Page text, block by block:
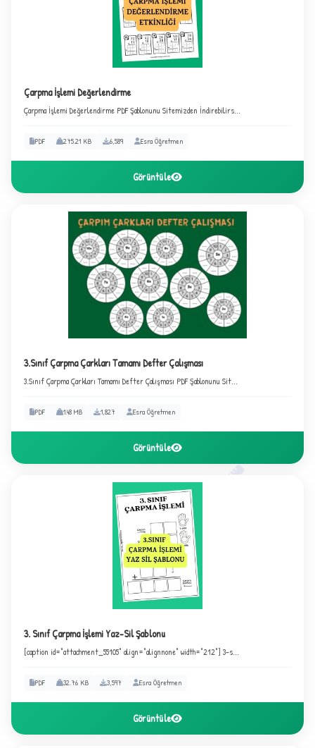
Çarpma İşlemi Değerlendirme
Çarpma İşlemi Değerlendirme PDF Şablonunu Sitemizden İndirebilirs...
PDF 275.21 KB 6,589 Esra Öğretmen
Görüntüle
3.Sınıf Çarpma Çarkları Tamamı Defter Çalışması
3.Sınıf Çarpma Çarkları Tamamı Defter Çalışması PDF Şablonunu Sit...
PDF 1.48 MB 1,827 Esra Öğretmen
Görüntüle
3. Sınıf Çarpma İşlemi Yaz-Sil Şablonu
[caption id="attachment_55105" align="alignnone" width="212"] 3-s...
PDF 32.76 KB 3,597 Esra Öğretmen
Görüntüle